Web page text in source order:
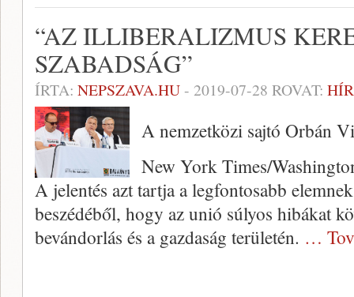
“AZ ILLIBERALIZMUS
SZABADSÁG”
ÍRTA: NEPSZAVA.HU- 2019-07-28 ROVAT:
A nemzetközi sajtó Orbán
New York Times/
A jelentés azt tartja a legfontosabb
beszédéből, hogy az unió súlyos hibákat
bevándorlás és a gazdaság területén. …